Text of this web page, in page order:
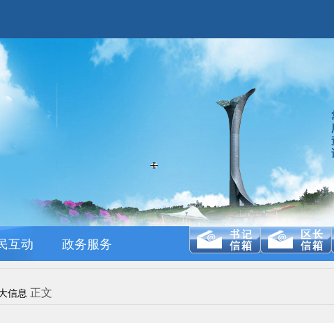
互动 政务服务
信息 正文